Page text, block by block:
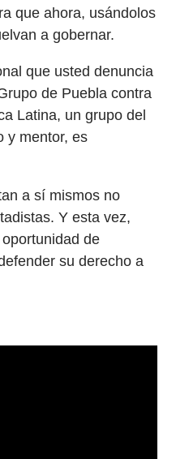
que ahora, usándolos
a gobernar.
que usted denuncia
de Puebla contra
Latina, un grupo del
y mentor, es
a sí mismos no
Y esta vez,
de
su derecho a